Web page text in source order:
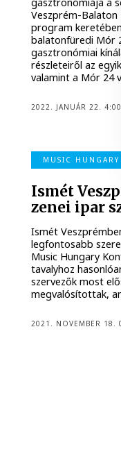
Veszprém-Balaton
program
balatonfüredi Mór
gasztronómiai
részleteiről az
valamint a Mór 24
2022. JANUÁR 22. 4:00
MUSIC HUNGARY
Ismét
zenei ipar
Ismét
legfontosabb
Music Hungary
tavalyhoz
szervezők most
megvalósítottak,
2021. NOVEMBER 18.